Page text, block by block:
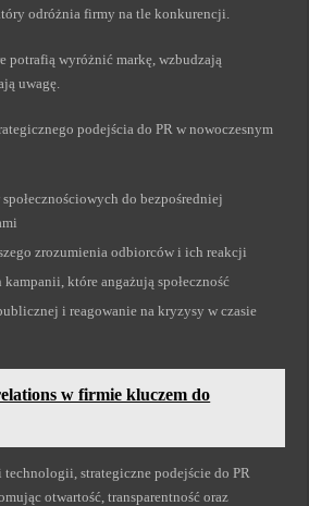
odróżnia firmy na tle konkurencji.
potrafią wyróżnić markę, wzbudzają
uwagę.
podejścia do PR w nowoczesnym
do bezpośredniej
zrozumienia odbiorców i ich reakcji
które angażują społeczność
i reagowanie na kryzysy w czasie
w firmie kluczem do
strategiczne podejście do PR
otwartość, transparentność oraz